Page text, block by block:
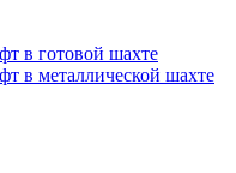
в готовой шахте
в металлической шахте